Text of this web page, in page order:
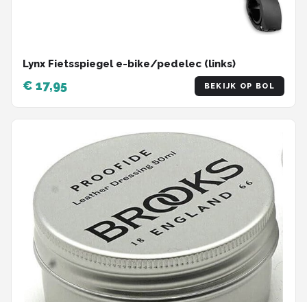
Lynx Fietsspiegel e-bike/pedelec (links)
€ 17,95 BEKIJK OP BOL